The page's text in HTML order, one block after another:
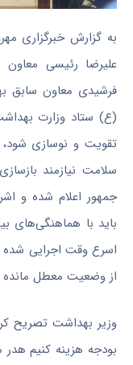
به گزارش خبرگزاری
علیرضا رئیسی
فرشیدی معاون سابق
(ع) ستاد وزارت
تقویت و نوسازی شود،
سلامت نیازمند
جمهور اعلام شده و
باید با هماهنگی‌های
اسرع وقت اجرایی شده
از وضعیت معطل مانده
وزیر بهداشت تصریح
بودجه هزینه کنیم